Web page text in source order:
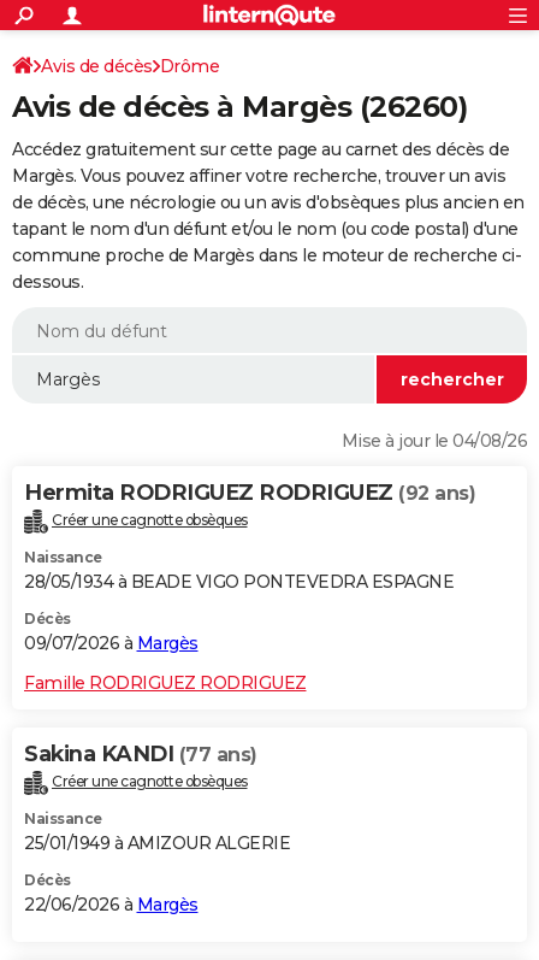
ACTUALITÉS
Politique
Société
Faits Divers
Education
Monde
Villes
+
SPORT
Coupe du monde 2026
Football
Tennis
Cyclisme
Rugby
Forum
Programme TV
TNTStreaming
Cinéma
Sorties cinéma
Musique
+
FINANCE
Retraite
Epargne
Immobilier
Risques naturels par ville
Assurance
AUTO
Essais
Réserver un essai
Citadines
Berlines
SUV
Forum auto
+
HIGH-TECH
BRICOLAGE
WEEK-END
Alimentation
Guide de la santé
Maladies
Médicaments
Sommeil
VOYAGE
Destinations
City break
Voyage nature
Voyage de noces
Forum
Climat
+PHOTO
GUIDES D'ACHAT
Carte de Noël
Carte Bonne année
Carte Saint-Valentin
Carte Pâques
Carte d'anniversaire
DICTIONNAIRE
Dictionnaire
Biographies
Citations
Expressions
Proverbes
PROGRAMME TV
S'inscrire
Se connecter
Lycées
Collèges
Primaires
Universités
Entreprises
Service militaire
Avis de recherche
AVIS DE DÉCÈS
Avis de décès Drôme
Avis de décès à Margès (26260)
Accédez gratuitement sur cette page au carnet des décès de
Margès. Vous pouvez affiner votre recherche, trouver un avis
de décès, une nécrologie ou un avis d'obsèques plus ancien en
tapant le nom d'un défunt et/ou le nom (ou code postal) d'une
commune proche de Margès dans le moteur de recherche ci-
dessous.
Mise à jour le 04/08/26
Hermita RODRIGUEZ RODRIGUEZ (92 ans)
Créer une cagnotte obsèques
Naissance
28/05/1934 à BEADE VIGO PONTEVEDRA ESPAGNE
Décès
09/07/2026 à Margès
Famille RODRIGUEZ RODRIGUEZ
Sakina KANDI (77 ans)
Créer une cagnotte obsèques
Naissance
25/01/1949 à AMIZOUR ALGERIE
Décès
22/06/2026 à Margès